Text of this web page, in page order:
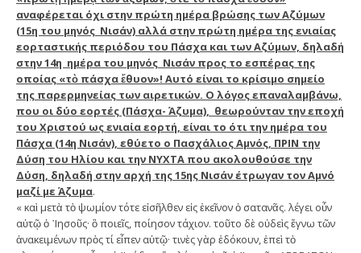
αναφέρεται όχι στην πρώτη ημέρα βρώσης των Αζύμων
(15η του μηνός Νισάν) αλλά στην πρώτη ημέρα της ενιαίας
εορταστικής περιόδου του Πάσχα και των Αζύμων, δηλαδή
στην 14η ημέρα του μηνός Νισάν προς το εσπέρας της
οποίας «τὸ πάσχα ἔθυον»! Αυτό είναι το κρίσιμο σημείο
της παρερμηνείας των αιρετικών. Ο λόγος επαναλαμβάνω,
που οι δύο εορτές (Πάσχα- Άζυμα), θεωρούνταν την εποχή
του Χριστού ως ενιαία εορτή, είναι το ότι την ημέρα του
Πάσχα (14η Νισάν), εθύετο ο Πασχάλιος Αμνός, ΠΡΙΝ την
Δύση του Ηλίου και την ΝΥΧΤΑ που ακολουθούσε την
Δύση, δηλαδή στην αρχή της 15ης Νισάν έτρωγαν τον Αμνό
μαζί με Άζυμα.
« καὶ μετὰ τὸ ψωμίον τότε εἰσῆλθεν εἰς ἐκεῖνον ὁ σατανᾶς. λέγει οὖν
αὐτῷ ὁ ᾿Ιησοῦς· ὃ ποιεῖς, ποίησον τάχιον. τοῦτο δὲ οὐδεὶς ἔγνω τῶν
ἀνακειμένων πρὸς τί εἶπεν αὐτῷ· τινὲς γὰρ ἐδόκουν, ἐπεὶ τὸ